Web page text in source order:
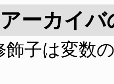
ーカイバ
飾子は変数